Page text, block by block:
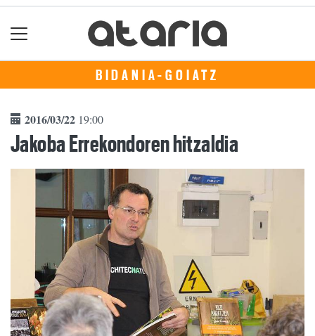
BIDANIA-GOIATZ
2016/03/22 19:00
Jakoba Errekondoren hitzaldia